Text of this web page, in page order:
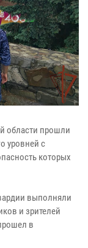
области прошли
уровней с
которых
выполняли
и зрителей
в